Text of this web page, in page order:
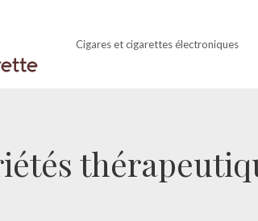
Cigares et cigarettes électroniques